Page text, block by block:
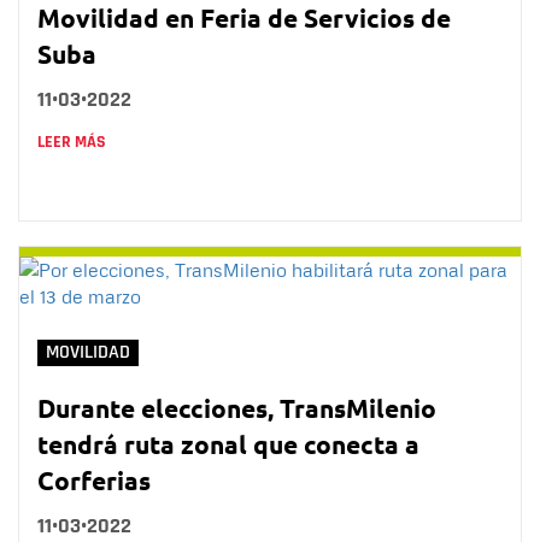
Movilidad en Feria de Servicios de
Suba
11•03•2022
LEER MÁS
MOVILIDAD
Durante elecciones, TransMilenio
tendrá ruta zonal que conecta a
Corferias
11•03•2022